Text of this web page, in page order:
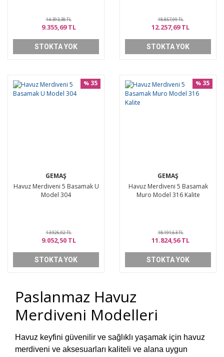
14.393,38 TL
9.355,69 TL
STOKTA YOK
18.857,99 TL
12.257,69 TL
STOKTA YOK
GEMAŞ
Havuz Merdiveni 5 Basamak U
Model 304
% 35
13.926,92 TL
9.052,50 TL
STOKTA YOK
GEMAŞ
Havuz Merdiveni 5 Basamak
Muro Model 316 Kalite
% 35
18.191,63 TL
11.824,56 TL
STOKTA YOK
Paslanmaz Havuz
Merdiveni Modelleri
Havuz keyfini güvenilir ve sağlıklı yaşamak için havuz
merdiveni ve aksesuarları kaliteli ve alana uygun